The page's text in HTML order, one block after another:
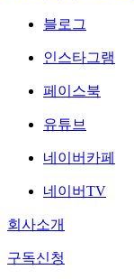
블로그
인스타그램
페이스북
유튜브
네이버카페
네이버TV
회사소개
구독신청